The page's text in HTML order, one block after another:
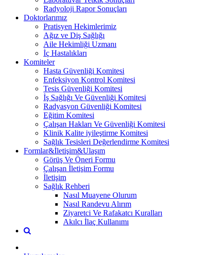
Radyoloji Rapor Sonuçları
Doktorlarımız
Pratisyen Hekimlerimiz
Ağız ve Diş Sağlığı
Aile Hekimliği Uzmanı
İç Hastalıkları
Komiteler
Hasta Güvenliği Komitesi
Enfeksiyon Kontrol Komitesi
Tesis Güvenliği Komitesi
İş Sağlığı Ve Güvenliği Komitesi
Radyasyon Güvenliği Komitesi
Eğitim Komitesi
Çalışan Hakları Ve Güvenliği Komitesi
Klinik Kalite iyileştirme Komitesi
Sağlık Tesisleri Değerlendirme Komitesi
Formlar&İletişim&Ulaşım
Görüş Ve Öneri Formu
Çalışan İletişim Formu
İletişim
Sağlık Rehberi
Nasıl Muayene Olurum
Nasıl Randevu Alırım
Ziyaretci Ve Rafakatcı Kuralları
Akılcı İlaç Kullanımı